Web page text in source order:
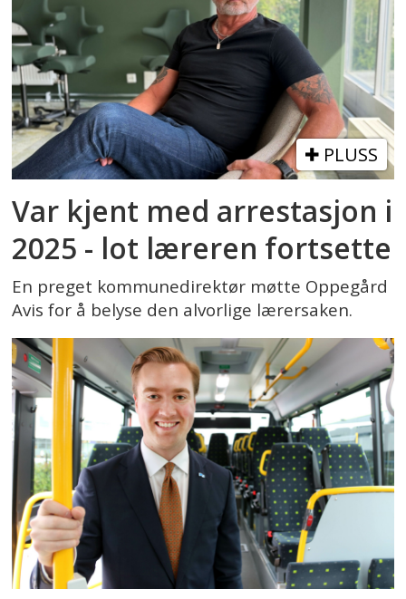
PLUSS
Var kjent med arrestasjon i
2025 - lot læreren fortsette
En preget kommunedirektør møtte Oppegård
Avis for å belyse den alvorlige lærersaken.